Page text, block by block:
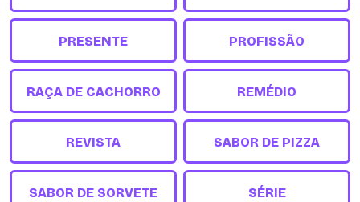
PRESENTE PROFISSÃO
RAÇA DE CACHORRO REMÉDIO
REVISTA SABOR DE PIZZA
SABOR DE SORVETE SÉRIE